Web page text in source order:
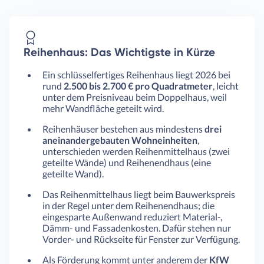
Reihenhaus: Das Wichtigste in Kürze
Ein schlüsselfertiges Reihenhaus liegt 2026 bei
rund 2.500 bis 2.700 € pro Quadratmeter, leicht
unter dem Preisniveau beim Doppelhaus, weil
mehr Wandfläche geteilt wird.
Reihenhäuser bestehen aus mindestensdrei
aneinandergebauten Wohneinheiten,
unterschieden werden Reihenmittelhaus (zwei
geteilte Wände) und Reihenendhaus (eine
geteilte Wand).
Das Reihenmittelhaus liegt beim Bauwerkspreis
in der Regel unter dem Reihenendhaus; die
eingesparte Außenwand reduziert Material-,
Dämm- und Fassadenkosten. Dafür stehen nur
Vorder- und Rückseite für Fenster zur Verfügung.
Als Förderung kommt unter anderem der KfW